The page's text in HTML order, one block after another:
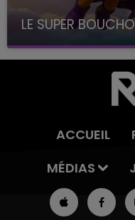
LE SUPER
avec La Famille
ACCUEIL
MÉDIAS